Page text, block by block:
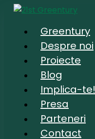
Greentury
Despre noi
Proiecte
Blog
Implica-te!
Presa
Parteneri
Contact